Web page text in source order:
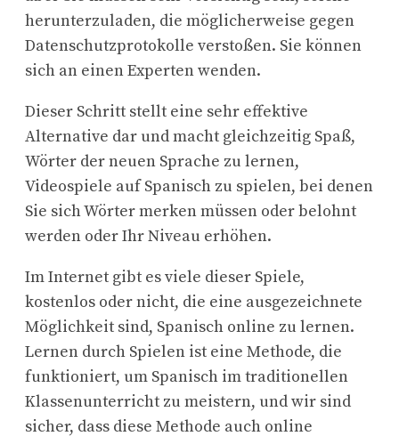
herunterzuladen, die möglicherweise gegen
Datenschutzprotokolle verstoßen. Sie können
sich an einen Experten wenden.
Dieser Schritt stellt eine sehr effektive
Alternative dar und macht gleichzeitig Spaß,
Wörter der neuen Sprache zu lernen,
Videospiele auf Spanisch zu spielen, bei denen
Sie sich Wörter merken müssen oder belohnt
werden oder Ihr Niveau erhöhen.
Im Internet gibt es viele dieser Spiele,
kostenlos oder nicht, die eine ausgezeichnete
Möglichkeit sind, Spanisch online zu lernen.
Lernen durch Spielen ist eine Methode, die
funktioniert, um Spanisch im traditionellen
Klassenunterricht zu meistern, und wir sind
sicher, dass diese Methode auch online